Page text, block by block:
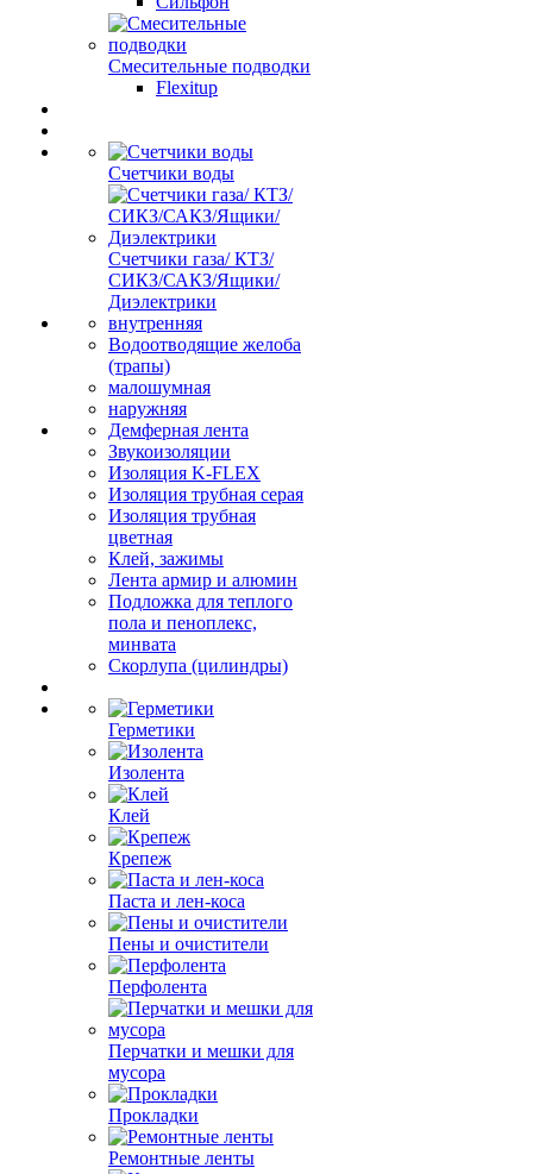
Смесительные подводки
Flexitup
Счетчики воды
Счетчики газа/ КТЗ/
СИКЗ/САКЗ/Ящики/
Диэлектрики
внутренняя
Водоотводящие желоба
(трапы)
малошумная
наружняя
Демферная лента
Звукоизоляции
Изоляция K-FLEX
Изоляция трубная серая
Изоляция трубная
цветная
Клей, зажимы
Лента армир и алюмин
Подложка для теплого
пола и пеноплекс,
минвата
Скорлупа (цилиндры)
Герметики
Изолента
Клей
Крепеж
Паста и лен-коса
Пены и очистители
Перфолента
Перчатки и мешки для
мусора
Прокладки
Ремонтные ленты